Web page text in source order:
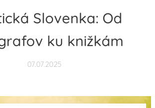
Slovenka: Od
ku knižkám
07.07.2025